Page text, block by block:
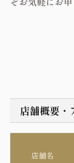
店舗概要・
店舗名